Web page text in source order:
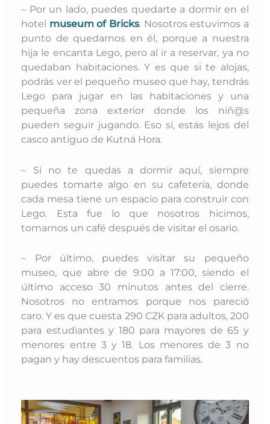
– Por un lado, puedes quedarte a dormir en el
hotel museum of Bricks. Nosotros estuvimos a
punto de quedarnos en él, porque a nuestra
hija le encanta Lego, pero al ir a reservar, ya no
quedaban habitaciones. Y es que si te alojas,
podrás ver el pequeño museo que hay, tendrás
Lego para jugar en las habitaciones y una
pequeña zona exterior donde los niñ@s
pueden seguir jugando. Eso sí, estás lejos del
casco antiguo de Kutná Hora.
– Si no te quedas a dormir aquí, siempre
puedes tomarte algo en su cafetería, donde
cada mesa tiene un espacio para construir con
Lego. Esta fue lo que nosotros hicimos,
tomarnos un café después de visitar el osario.
– Por último, puedes visitar su pequeño
museo, que abre de 9:00 a 17:00, siendo el
último acceso 30 minutos antes del cierre.
Nosotros no entramos porque nos pareció
caro. Y es que cuesta 290 CZK para adultos, 200
para estudiantes y 180 para mayores de 65 y
menores entre 3 y 18. Los menores de 3 no
pagan y hay descuentos para familias.